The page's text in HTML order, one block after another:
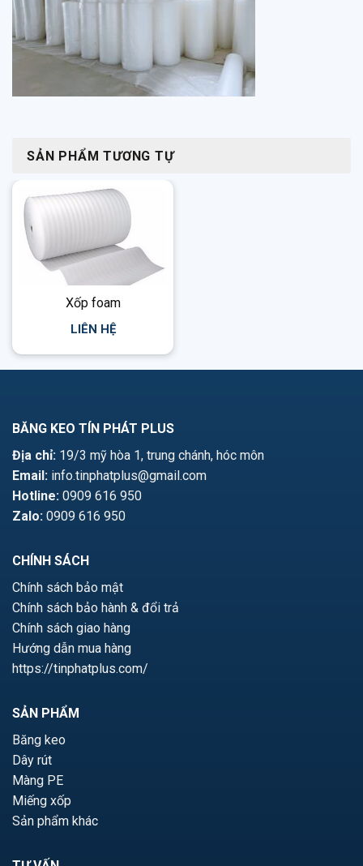
SẢN PHẨM TƯƠNG TỰ
Xốp foam
LIÊN HỆ
BĂNG KEO TÍN PHÁT PLUS
Địa chỉ: 19/3 mỹ hòa 1, trung chánh, hóc môn
Email: info.tinphatplus@gmail.com
Hotline: 0909 616 950
Zalo: 0909 616 950
CHÍNH SÁCH
Chính sách bảo mật
Chính sách bảo hành & đổi trả
Chính sách giao hàng
Hướng dẫn mua hàng
https://tinphatplus.com/
SẢN PHẨM
Băng keo
Dây rút
Màng PE
Miếng xốp
Sản phẩm khác